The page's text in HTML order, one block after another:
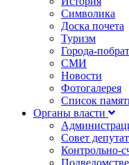
Символика
Доска почета
Туризм
Города-
СМИ
Новости
Фотогалерея
Список
Органы власти
Совет
Контрольно-